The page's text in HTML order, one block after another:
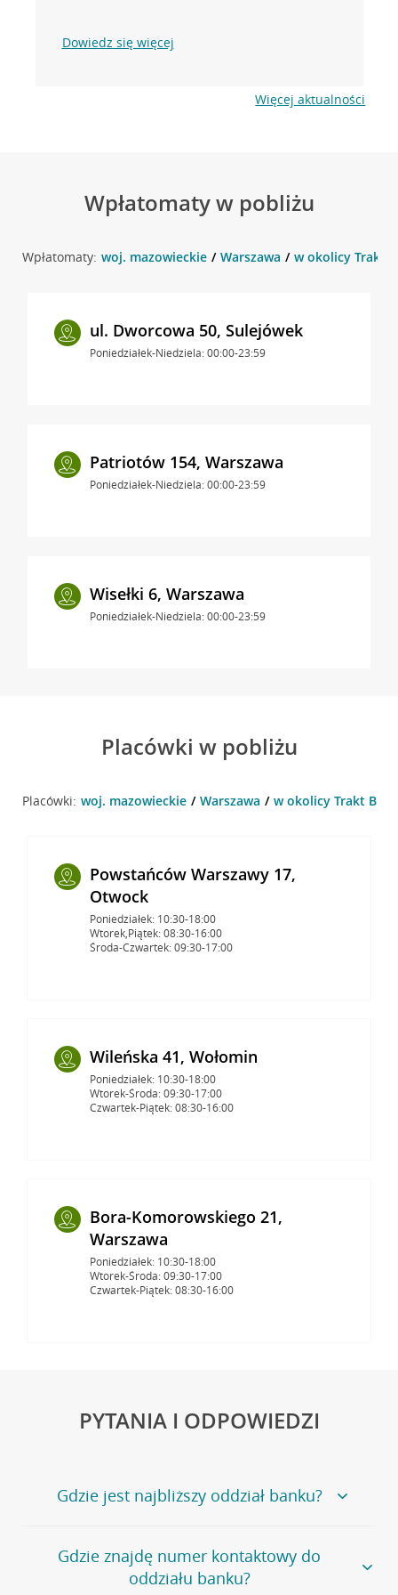
Dowiedz się więcej
Więcej aktualności
Wpłatomaty w pobliżu
Wpłatomaty: woj. mazowieckie Warszawa w okolicy Trakt
ul. Dworcowa 50, Sulejówek
Poniedziałek-Niedziela: 00:00-23:59
Patriotów 154, Warszawa
Poniedziałek-Niedziela: 00:00-23:59
Wisełki 6, Warszawa
Poniedziałek-Niedziela: 00:00-23:59
Placówki w pobliżu
Placówki: woj. mazowieckie Warszawa w okolicy Trakt
Powstańców Warszawy 17,
Otwock
Poniedziałek: 10:30-18:00
Wtorek,Piątek: 08:30-16:00
Środa-Czwartek: 09:30-17:00
Wileńska 41, Wołomin
Poniedziałek: 10:30-18:00
Wtorek-Środa: 09:30-17:00
Czwartek-Piątek: 08:30-16:00
Bora-Komorowskiego 21,
Warszawa
Poniedziałek: 10:30-18:00
Wtorek-Środa: 09:30-17:00
Czwartek-Piątek: 08:30-16:00
PYTANIA I ODPOWIEDZI
Gdzie jest najbliższy oddział banku?
Jeśli szukasz oddziału naszego banku, zapraszamy na
stronęPlacówki i bankomaty, na której znajduje się
wygodna wyszukiwarka.
Gdzie znajdę numer kontaktowy do
oddziału banku?